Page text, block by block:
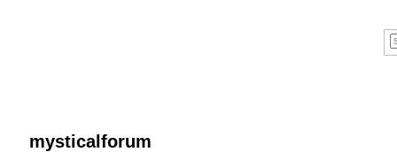
mysticalforum